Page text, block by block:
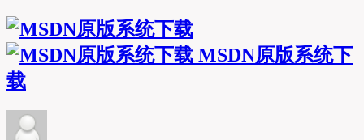
MSDN原版系统下
载